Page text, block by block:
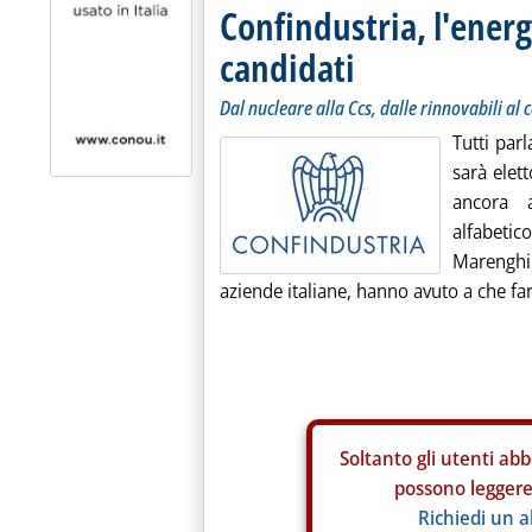
Confindustria,
candidati
Dal nucleare alla Ccs, dalle rinnovabili al
Tutti
sarà
ancora
aziende italiane, hanno avuto a che
Soltanto gli utenti
possono
Richiedi un